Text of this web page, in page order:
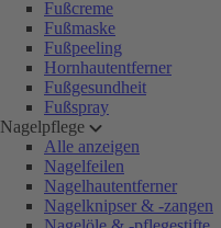
Fußcreme
Fußmaske
Fußpeeling
Hornhautentferner
Fußgesundheit
Fußspray
Nagelpflege
Alle anzeigen
Nagelfeilen
Nagelhautentferner
Nagelknipser & -zangen